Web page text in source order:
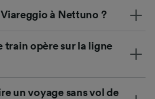
à Nettuno ?
train opère sur la ligne
un voyage sans vol de